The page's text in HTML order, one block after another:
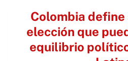
Colombia
elección que
equilibrio